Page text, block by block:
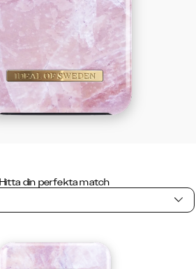
Hitta din perfekta match